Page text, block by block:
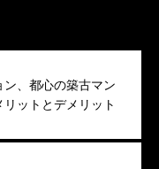
、都心の築古マン
ットとデメリット